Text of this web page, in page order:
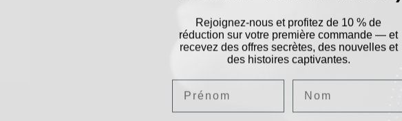
Rejoignez-nous et profitez de 10 % de
réduction sur votre première commande — et
recevez des offres secrètes, des nouvelles et
des histoires captivantes.